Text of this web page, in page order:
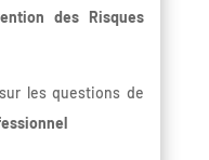
des Risques
les questions de